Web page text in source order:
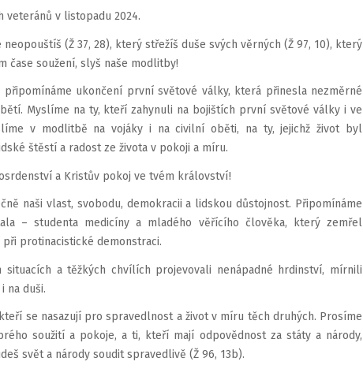
veteránů v listopadu 2024.
(Ž 37, 28), který střežíš duše svých věrných (Ž 97, 10), který
čase soužení, slyš naše modlitby!
ukončení první světové války, která přinesla nezměrné
Myslíme na ty, kteří zahynuli na bojištích první světové války i ve
v modlitbě na vojáky i na civilní oběti, na ty, jejichž život byl
štěstí a radost ze života v pokoji a míru.
a Kristův pokoj ve tvém království!
naši vlast, svobodu, demokracii a lidskou důstojnost. Připomínáme
– studenta medicíny a mladého věřícího člověka, který zemřel
protinacistické demonstraci.
a těžkých chvílích projevovali nenápadné hrdinství, mírnili
na duši.
se nasazují pro spravedlnost a život v míru těch druhých. Prosíme
soužití a pokoje, a ti, kteří mají odpovědnost za státy a národy,
svět a národy soudit spravedlivě (Ž 96, 13b).